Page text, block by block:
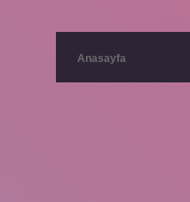
Anasayfa